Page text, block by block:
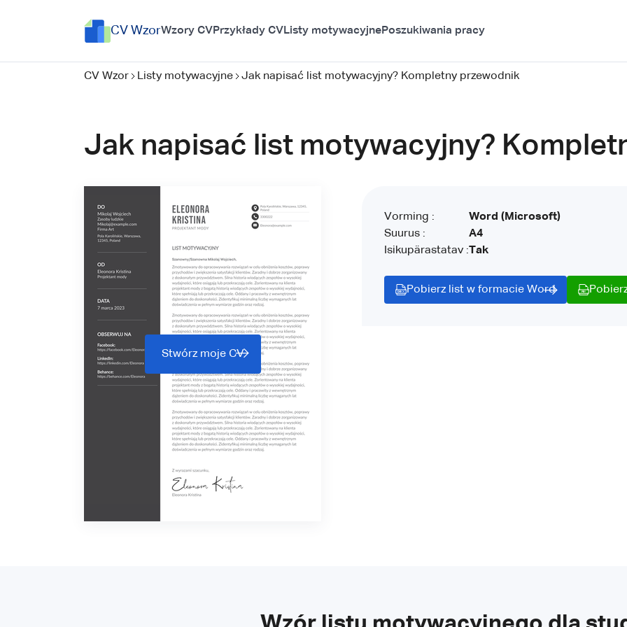
CV WzorWzory CVPrzykłady CVListy motywacyjnePoszukiwania pracy
CV Wzor Listy motywacyjne Jak napisać list motywacyjny? Kompletny przewodnik
Jak napisać list motywacyjny?
Stwórz moje CV
Vorming :
Suurus :
Isikupärastatav :
Word (Microsoft)
A4
Tak
Pobierz list w formacie Word